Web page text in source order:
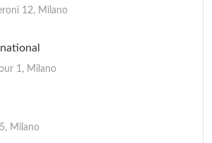
12, Milano
1, Milano
Milano